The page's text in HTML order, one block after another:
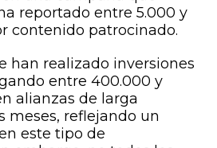
reportado entre 5.000 y
contenido patrocinado.
han realizado inversiones
entre 400.000 y
alianzas de larga
meses, reflejando un
este tipo de